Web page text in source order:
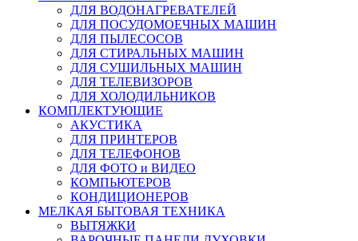
ДЛЯ ВОДОНАГРЕВАТЕЛЕЙ
ДЛЯ ПОСУДОМОЕЧНЫХ МАШИН
ДЛЯ ПЫЛЕСОСОВ
ДЛЯ СТИРАЛЬНЫХ МАШИН
ДЛЯ СУШИЛЬНЫХ МАШИН
ДЛЯ ТЕЛЕВИЗОРОВ
ДЛЯ ХОЛОДИЛЬНИКОВ
КОМПЛЕКТУЮЩИЕ
АКУСТИКА
ДЛЯ ПРИНТЕРОВ
ДЛЯ ТЕЛЕФОНОВ
ДЛЯ ФОТО и ВИДЕО
КОМПЬЮТЕРОВ
КОНДИЦИОНЕРОВ
МЕЛКАЯ БЫТОВАЯ ТЕХНИКА
ВЫТЯЖКИ